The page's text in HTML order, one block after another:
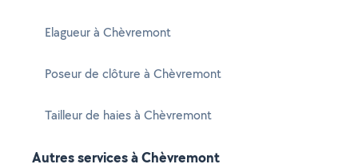
Elagueur à Chèvremont
Poseur de clôture à Chèvremont
Tailleur de haies à Chèvremont
Autres services à Chèvremont